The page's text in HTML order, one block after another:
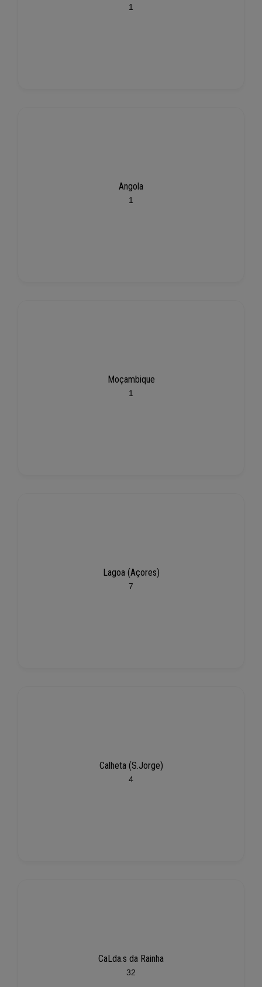
1
Angola
1
Moçambique
1
Lagoa (Açores)
7
Calheta (S.Jorge)
4
CaLda.s da Rainha
32